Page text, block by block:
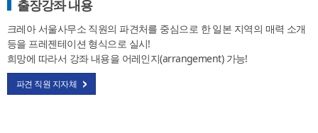
출장강좌 내용
크레아 서울사무소 직원의 파견처를 중심으로 한 일본 지역의 매력 소개
등을 프레젠테이션 형식으로 실시!
희망에 따라서 강좌 내용을 어레인지(arrangement) 가능!
파견 직원 지자체